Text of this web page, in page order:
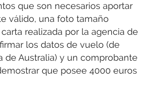
que son necesarios aportar
válido, una foto tamaño
realizada por la agencia de
los datos de vuelo (de
de Australia) y un comprobante
que posee 4000 euros